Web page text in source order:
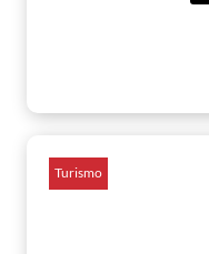
Turismo